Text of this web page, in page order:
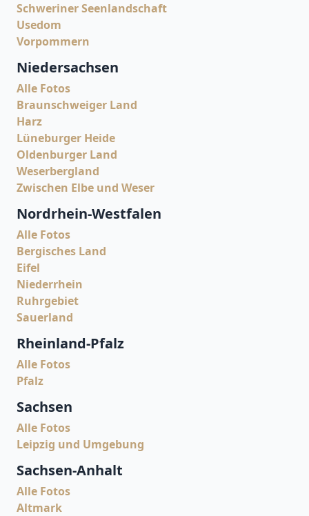
Schweriner Seenlandschaft
Usedom
Vorpommern
Niedersachsen
Alle Fotos
Braunschweiger Land
Harz
Lüneburger Heide
Oldenburger Land
Weserbergland
Zwischen Elbe und Weser
Nordrhein-Westfalen
Alle Fotos
Bergisches Land
Eifel
Niederrhein
Ruhrgebiet
Sauerland
Rheinland-Pfalz
Alle Fotos
Pfalz
Sachsen
Alle Fotos
Leipzig und Umgebung
Sachsen-Anhalt
Alle Fotos
Altmark